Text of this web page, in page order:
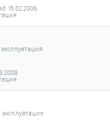
15.02.2006